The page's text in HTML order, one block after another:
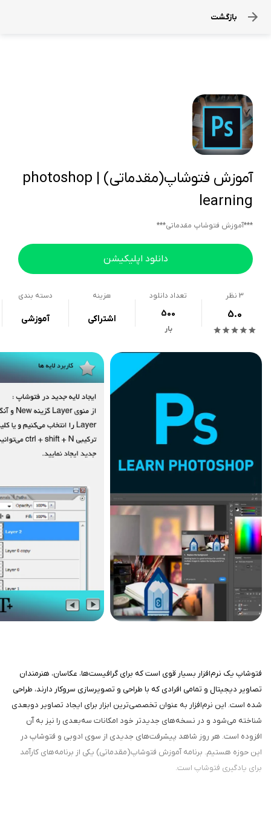
بازگشت
آموزش فتوشاپ(مقدماتی) | photoshop
learning
***آموزش فتوشاپ مقدماتی***
دانلود اپلیکیشن
3 نظر
5.0
تعداد دانلود
500
بار
هزینه
اشتراکی
دسته بندی
آموزشی
فتوشاپ یک نرم‌افزار بسیار قوی است که برای گرافیست‌ها، عکاسان، هنرمندان
تصاویر دیجیتال و تمامی افرادی که با طراحی و تصویرسازی سروکار دارند، طراحی
شده است. این نرم‌افزار به عنوان تخصصی‌ترین ابزار برای ایجاد تصاویر دوبعدی
شناخته می‌شود و در نسخه‌های جدیدتر خود امکانات سه‌بعدی را نیز به آن
افزوده است. هر روز شاهد پیشرفت‌های جدیدی از سوی ادوبی و فتوشاپ در
این حوزه هستیم. برنامه آموزش فتوشاپ(مقدماتی) یکی از برنامه‌های کارآمد
برای یادگیری فتوشاپ است.